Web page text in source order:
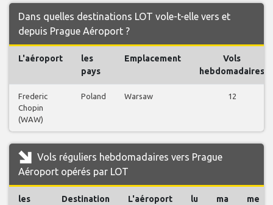
Dans quelles destinations LOT vole-t-elle vers et
depuis Prague Aéroport ?
L'aéroport
les
pays
Emplacement
Vols
hebdomadaires
Frederic
Chopin
(WAW)
Poland Warsaw 12
Vols réguliers hebdomadaires vers Prague
Aéroport opérés par LOT
les
Destination L'aéroport lu ma me